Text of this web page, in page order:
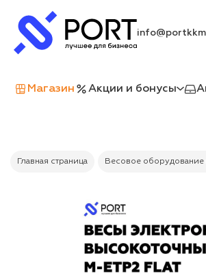
Магазин Акции и бонусы
Главная страница Весовое оборудование